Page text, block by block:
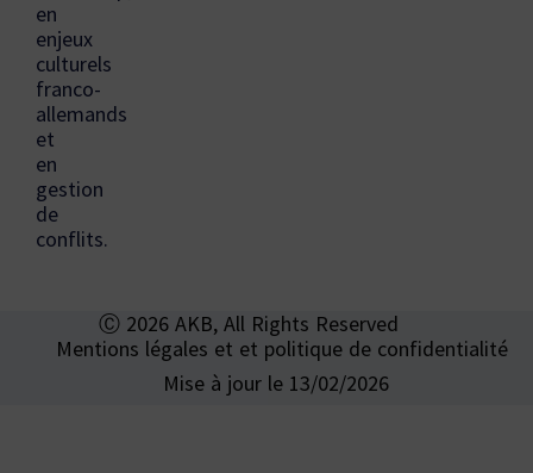
en
enjeux
culturels
franco-
allemands
et
en
gestion
de
conflits.
Ⓒ 2026 AKB, All Rights Reserved
Mentions légales et et politique de confidentialité
Mise à jour le 13/02/2026